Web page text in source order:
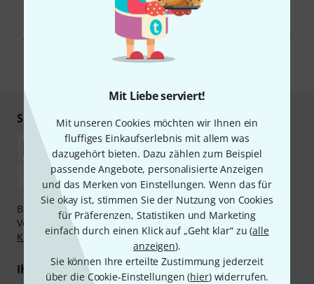
Mit Liebe serviert!
Mit unseren Cookies möchten wir Ihnen ein
fluffiges Einkaufserlebnis mit allem was
dazugehört bieten. Dazu zählen zum Beispiel
passende Angebote, personalisierte Anzeigen
und das Merken von Einstellungen. Wenn das für
Sie okay ist, stimmen Sie der Nutzung von Cookies
für Präferenzen, Statistiken und Marketing
einfach durch einen Klick auf „Geht klar“ zu (alle
anzeigen).
Sie können Ihre erteilte Zustimmung jederzeit
über die Cookie-Einstellungen (hier) widerrufen.
Mit Klick auf „Jetzt anmelden“ stimmen Sie dem Erhalt von E-Mail-
Werbung und einer Messung des E-Mail-Nutzungsverhaltens zu. Die
Abmeldung ist jederzeit möglich. Weitere Informationen finden Sie in
unserenDatenschutzhinweisen
Sicher einkaufen & bezahlen
Bezahlen Sie vertraulich und sicher per Nachnahme,
Vorkasse, PayPal, Amazon Pay,Klarna Sofort bezahlen
Klarna Ratenzahlungoder Kreditkarte.
Ihre Vorteile